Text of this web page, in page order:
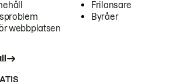
webbplatsen
Frilansare
Byråer